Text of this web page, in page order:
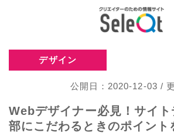
デザイン
公開日：2020-12-03 /
Webデザイナー必見！サイト
部にこだわるときのポイント